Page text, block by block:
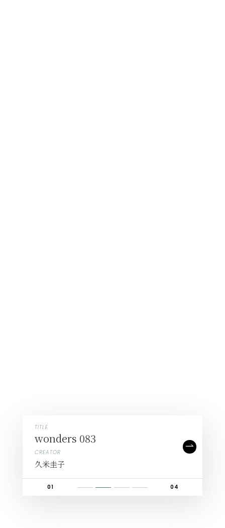
TITLE
星華
CREATOR
吉村茉莉
TITLE
wonders 083
CREATOR
久米圭子
TITLE
百千円環細中次
CREATOR
池田晃将
TITLE
硝像 -精神分析-
CREATOR
高木基栄
01 04